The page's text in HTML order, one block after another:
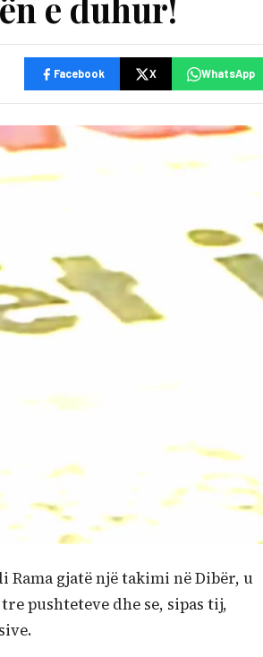
Facebook X WhatsApp
gjatë një takimi në Dibër, u
pushteteve dhe se, sipas tij,